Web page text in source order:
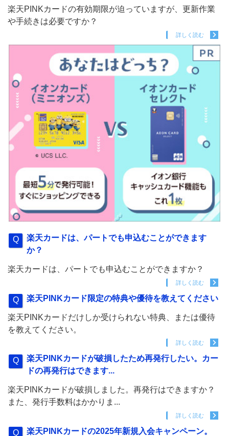
楽天PINKカードの有効期限が迫っていますが、更新作業
や手続きは必要ですか？
詳しく読む
楽天カードは、パートでも申込むことができます
か？
楽天カードは、パートでも申込むことができますか？
詳しく読む
楽天PINKカード限定の特典や優待を教えてください
楽天PINKカードだけしか受けられない特典、または優待
を教えてください。
詳しく読む
楽天PINKカードが破損したため再発行したい。カー
ドの再発行はできます...
楽天PINKカードが破損しました。再発行はできますか？
また、発行手数料はかかりま...
詳しく読む
楽天PINKカードの2025年新規入会キャンペーン。